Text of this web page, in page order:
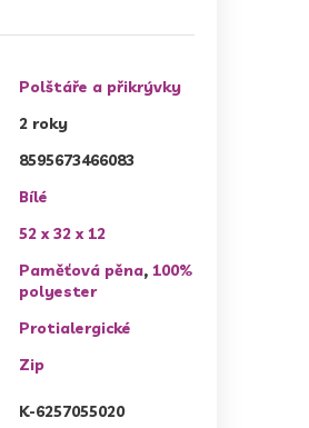
Polštáře a přikrývky
2 roky
8595673466083
Bílé
52 x 32 x 12
Paměťová pěna,100%
polyester
Protialergické
Zip
K-6257055020